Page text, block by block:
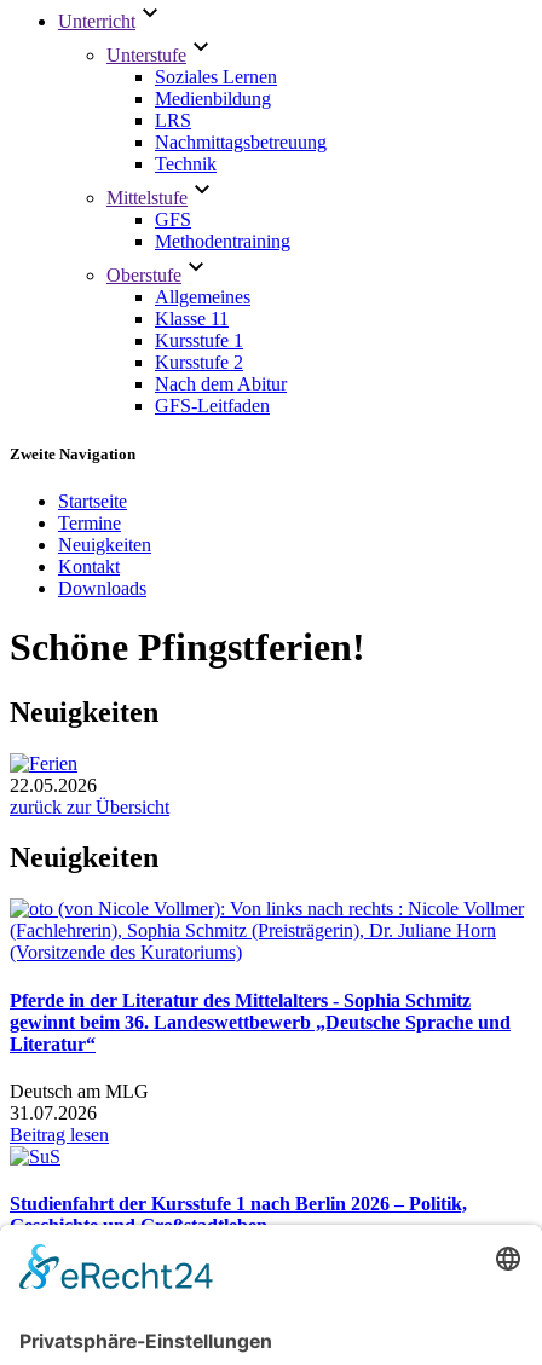
Unterricht
Unterstufe
Soziales Lernen
Medienbildung
LRS
Nachmittagsbetreuung
Technik
Mittelstufe
GFS
Methodentraining
Oberstufe
Allgemeines
Klasse 11
Kursstufe 1
Kursstufe 2
Nach dem Abitur
GFS-Leitfaden
Zweite Navigation
Startseite
Termine
Neuigkeiten
Kontakt
Downloads
Schöne Pfingstferien!
Neuigkeiten
22.05.2026
zurück zur Übersicht
Neuigkeiten
Pferde in der Literatur des Mittelalters - Sophia Schmitz
gewinnt beim 36. Landeswettbewerb „Deutsche Sprache und
Literatur“
Deutsch am MLG
31.07.2026
Beitrag lesen
Studienfahrt der Kursstufe 1 nach Berlin 2026 – Politik,
Geschichte und Großstadtleben
Studienfahrt nach Berlin 2026
26.07.2026
Gesamtübersicht